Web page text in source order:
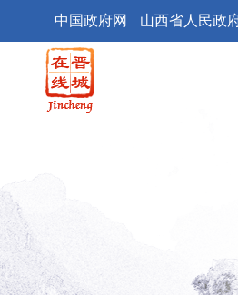
中国政府网 山西省人民政